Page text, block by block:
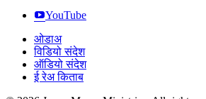
YouTube
ओडाअ
विडियो संदेश
ऑडियो संदेश
ई रेअ किताब